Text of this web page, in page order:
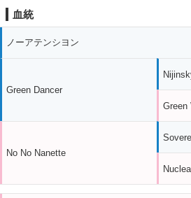
血統
ノーアテンシヨン
Green Dancer
No No Nanette
Green
Nuclea